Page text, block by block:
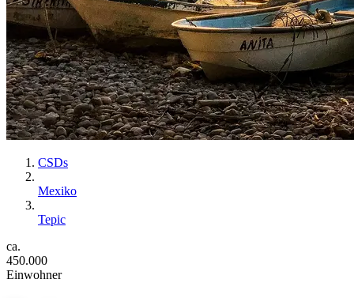
CSDs
Mexiko
Tepic
ca.
450.000
Einwohner